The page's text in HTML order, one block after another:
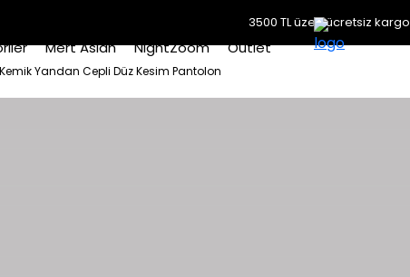
3500 TL üzeri ücretsiz kargo
Mert Aslan NightZoom Outlet
Kemik Yandan Cepli Düz Kesim Pantolon